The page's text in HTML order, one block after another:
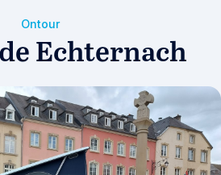
Ontour
Echternach